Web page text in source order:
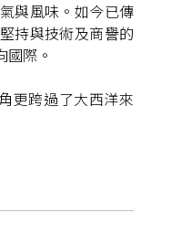
與風味。如今已傳
持與技術及商譽的
國際。
更跨過了大西洋來